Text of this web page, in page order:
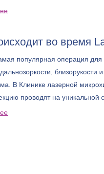
во время
популярная операция для
близорукости и
В Клинике лазерной
проводят на уникальной
TENEO 317, которая дает